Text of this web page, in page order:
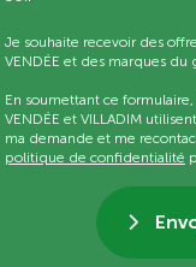
Je souhaite recevoir des
VENDÉE et des marques du
En soumettant ce
VENDÉE et VILLADIM
ma demande et me
politique de confidentialité